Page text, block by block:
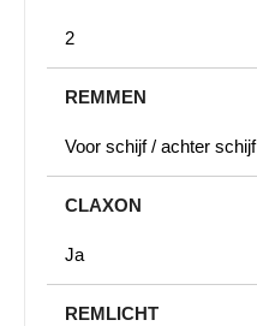
2
REMMEN
Voor schijf / achter schijf
CLAXON
Ja
REMLICHT